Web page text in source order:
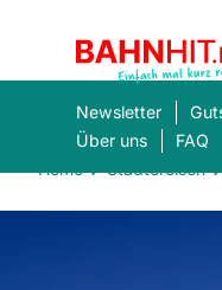
Newsletter
Über uns
FAQ
Was
Home Städtereisen